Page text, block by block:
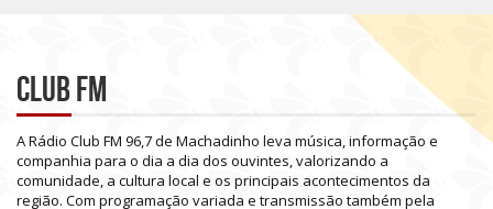
Club FM
ARádio Club FM 96,7de Machadinho leva música,informação e
companhia para o dia a dia dos ouvintes,valorizando a
comunidade, a cultura local e os principais acontecimentos da
região. Com programação variada e transmissão também pela